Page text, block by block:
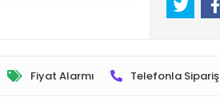
Fiyat Alarmı Telefonla Sipariş